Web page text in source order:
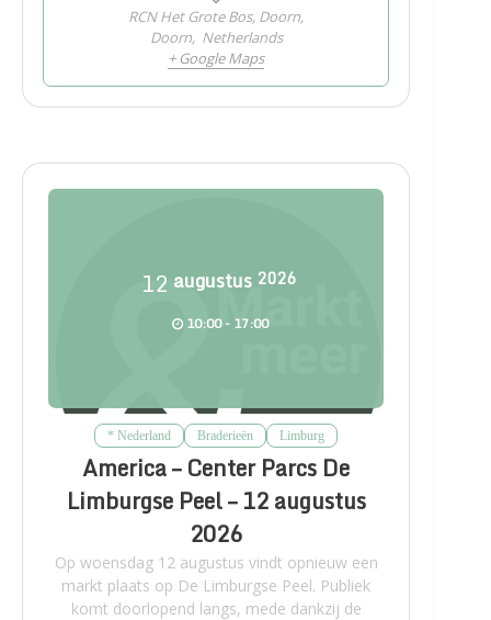
RCN Het Grote Bos, Doorn,
Doorn, Netherlands
+ Google Maps
12 augustus 2026
10:00 - 17:00
* Nederland Braderieën Limburg
America – Center Parcs De
Limburgse Peel – 12 augustus
2026
Op woensdag 12 augustus vindt opnieuw een
markt plaats op De Limburgse Peel. Publiek
komt doorlopend langs, mede dankzij de